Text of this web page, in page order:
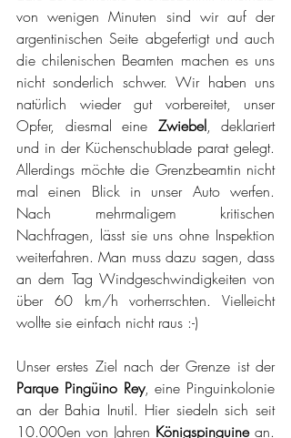
von wenigen Minuten sind wir auf der
argentinischen Seite abgefertigt und auch
die chilenischen Beamten machen es uns
nicht sonderlich schwer. Wir haben uns
natürlich wieder gut vorbereitet, unser
Opfer, diesmal eine Zwiebel, deklariert
und in der Küchenschublade parat gelegt.
Allerdings möchte die Grenzbeamtin nicht
mal einen Blick in unser Auto werfen.
Nach mehrmaligem kritischen
Nachfragen, lässt sie uns ohne Inspektion
weiterfahren. Man muss dazu sagen, dass
an dem Tag Windgeschwindigkeiten von
über 60 km/h vorherrschten. Vielleicht
wollte sie einfach nicht raus :-)
Unser erstes Ziel nach der Grenze ist der
Parque Pingüino Rey, eine Pinguinkolonie
an der Bahia Inutil. Hier siedeln sich seit
10.000en von Jahren Königspinguine an.